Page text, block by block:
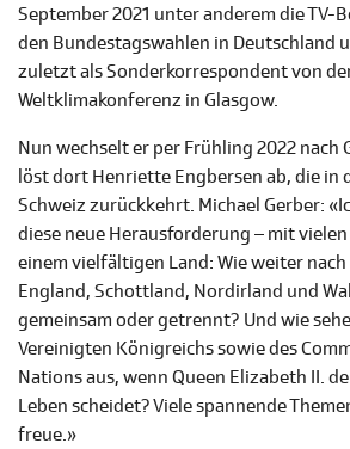
September 2021 unter anderem die
den Bundestagswahlen in Deutschland
zuletzt als Sonderkorrespondent von
Weltklimakonferenz in Glasgow.
Nun wechselt er per Frühling 2022 nach
löst dort Henriette Engbersen ab, die in
Schweiz zurückkehrt. Michael Gerber:
diese neue Herausforderung – mit
einem vielfältigen Land: Wie weiter
England, Schottland, Nordirland und
gemeinsam oder getrennt? Und wie
Vereinigten Königreichs sowie des
Nations aus, wenn Queen Elizabeth II.
Leben scheidet? Viele spannende
freue.»